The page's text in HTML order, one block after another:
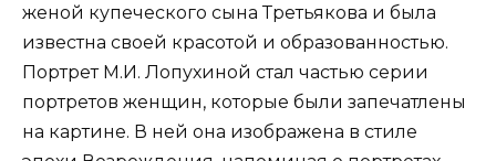
женой купеческого сына Третьякова и была
известна своей красотой и образованностью.
Портрет М.И. Лопухиной стал частью серии
портретов женщин, которые были запечатлены
на картине. В ней она изображена в стиле